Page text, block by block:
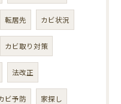
転居先 カビ状況
カビ取り対策
法改正
ビ予防 家探し